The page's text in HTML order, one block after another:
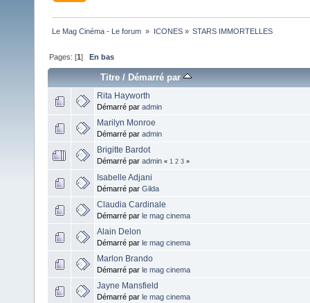
Le Mag Cinéma - Le forum » ICONES» STARS IMMORTELLES
Pages: [1]En bas
Titre /Démarré par
Rita Hayworth
Démarré par admin
Marilyn Monroe
Démarré par admin
Brigitte Bardot
Démarré par admin « 1 2 3 »
Isabelle Adjani
Démarré par Gilda
Claudia Cardinale
Démarré par le mag cinema
Alain Delon
Démarré par le mag cinema
Marlon Brando
Démarré par le mag cinema
Jayne Mansfield
Démarré par le mag cinema